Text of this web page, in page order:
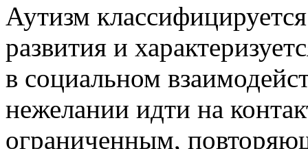
Аутизм
развития и
в социальном
нежелании идти на
ограниченным,